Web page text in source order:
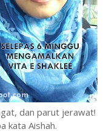
dan parut jerawat!
kata Aishah.